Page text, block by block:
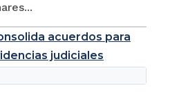
acuerdos para
judiciales